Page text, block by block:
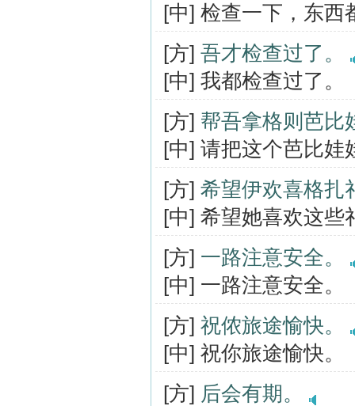
[中] 检查一下，东西
[方] 吾才检查过了。
[中] 我都检查过了。
[方] 帮吾拿格则芭比
[中] 请把这个芭比娃
[方] 希望伊欢喜格扎
[中] 希望她喜欢这些
[方] 一路注意安全。
[中] 一路注意安全。
[方] 祝侬旅途愉快。
[中] 祝你旅途愉快。
[方] 后会有期。